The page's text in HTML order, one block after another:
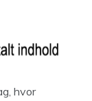
hvor